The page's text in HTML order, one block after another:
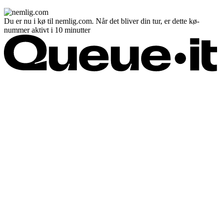
Du er nu i kø til nemlig.com. Når det bliver din tur, er dette kø-
nummer aktivt i 10 minutter